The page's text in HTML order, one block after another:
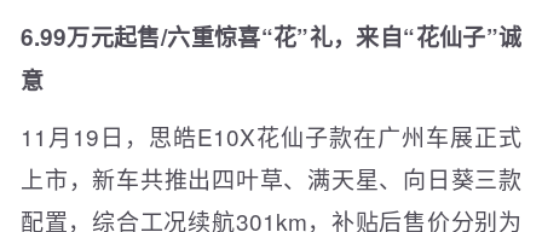
6.99万元起售/六重惊喜“花”礼，来自“花仙子”诚
意
11月19日，思皓E10X花仙子款在广州车展正式
上市，新车共推出四叶草、满天星、向日葵三款
配置，综合工况续航301km，补贴后售价分别为